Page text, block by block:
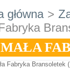
główna >
MAŁA